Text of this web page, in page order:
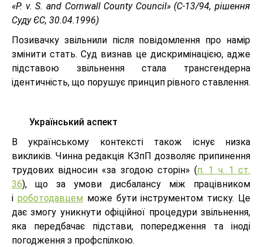
«P. v. S. and Cornwall County Council» (C-13/94, рішення
Суду ЄС, 30.04.1996)
Позивачку звільнили після повідомлення про намір
змінити стать. Суд визнав це дискримінацією, адже
підставою звільнення стала трансгендерна
ідентичність, що порушує принцип рівного ставлення.
Український аспект
В українському контексті також існує низка
викликів. Чинна редакція КЗпП дозволяє припинення
трудових відносин «за згодою сторін» (п. 1 ч. 1 ст.
36), що за умови дисбалансу між працівником
і роботодавцемможе бути інструментом тиску. Це
дає змогу уникнути офіційної процедури звільнення,
яка передбачає підстави, попередження та іноді
погодження з профспілкою.